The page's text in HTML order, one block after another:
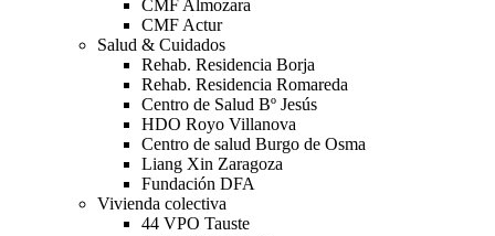
CMF Almozara
CMF Actur
Salud & Cuidados
Rehab. Residencia Borja
Rehab. Residencia Romareda
Centro de Salud Bº Jesús
HDO Royo Villanova
Centro de salud Burgo de Osma
Liang Xin Zaragoza
Fundación DFA
Vivienda colectiva
44 VPO Tauste